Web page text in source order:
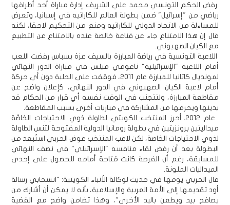
رفض الحكم التونسي محمد علي الشريف إدارة مباراة أحد أطرافها
رياضي من "إسرائيل" ضمن بطولة العالم للكاراتيه في إسبانيا، وتعرض
للمساءلة من الاتحاد الدولي للكاراتيه ومنع من التحكيم لاحقا، لكنه
قال إن هذا الامتناع جاء عن قناعة خالصة عنده بالامتناع عن التطبيع
مع الكيان الصهيوني.
اللاعبة التونسية في رياضة المبارزة بالسيف عزة بسباس رفضت اللعب
أمام اللاعبة "الإسرائيلية" ناعومي ميلس في مباراة الدور النهائي
لمونديال كاتانيا للمبارزة عام 2011، فوقفت على الحلبة دون أي حركة
أمام لاعبة الكيان الصهيوني في الدور النهائي، كإعلان واضح عن
مقاطعة المبارزة، ولتتجنب في الوقت نفسه أي قرار من الحكام قد
يدينها ويحرمها من المشاركة في مباريات أخرى بسبب المقاطعة.
عام 2012، أحرز المنتخب الكويتي لطاولة ذوي الاحتياجات الخاصّة
ميداليتين برونزيتين في بطولة رومانيا الدولية المفتوحة لتنس الطاولة
لذوي الاحتياجات الخاصة، لكن لاعب المنتخب عوض الحربي استُبعد من
البطولة بعد أن رفض لقاء منافسه "الإسرائيلي" في نصف النهائي
للمسابقة، رغم أن الفرصة كانت مُتاحة أمامه للحصول على إحدى
الميداليات الملونة.
قال الحربي يومها في حديث لوكالة الأنباء الكويتية: "انسحابي رسالة
أود تقديمها إلى الأمة العربية والإسلامية، بأنه لا يمكن أن أشارك من
يصافح بيد ويطعن باليد الأخرى"، وهذا تضامن واضح مع القضية